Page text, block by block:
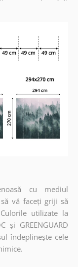
cu mediul
vă faceți griji să
utilizate la
GREENGUARD
îndeplinește cele